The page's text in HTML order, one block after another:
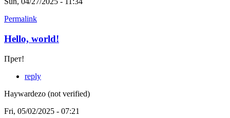
Permalink
Hello, world!
Прет!
reply
Haywardezo (not verified)
Fri, 05/02/2025 - 07:21